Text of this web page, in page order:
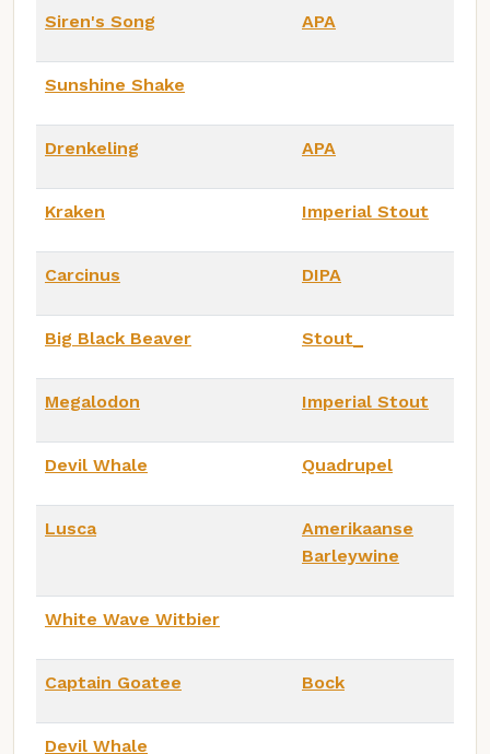
Siren's Song APA
Sunshine Shake
Drenkeling APA
Kraken Imperial Stout
Carcinus DIPA
Big Black Beaver Stout_
Megalodon Imperial Stout
Devil Whale Quadrupel
Lusca
Amerikaanse
Barleywine
White Wave Witbier
Captain Goatee Bock
Devil Whale